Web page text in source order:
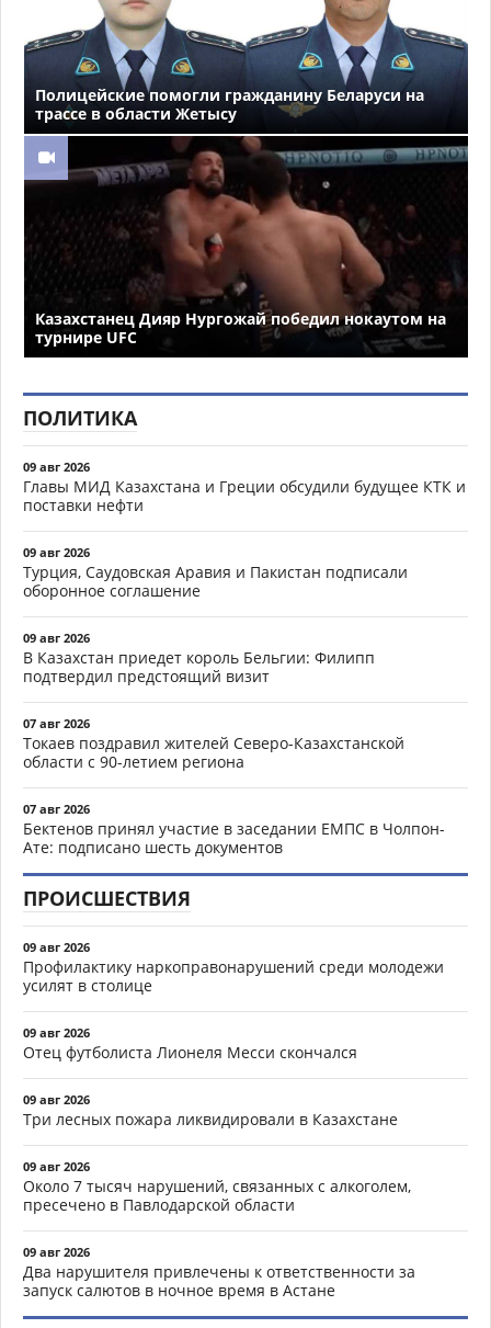
Полицейские помогли гражданину Беларуси на
трассе в области Жетысу
Казахстанец Дияр Нургожай победил нокаутом на
турнире UFC
ПОЛИТИКА
09 авг 2026
Главы МИД Казахстана и Греции обсудили будущее КТК и
поставки нефти
09 авг 2026
Турция, Саудовская Аравия и Пакистан подписали
оборонное соглашение
09 авг 2026
В Казахстан приедет король Бельгии: Филипп
подтвердил предстоящий визит
07 авг 2026
Токаев поздравил жителей Северо-Казахстанской
области с 90-летием региона
07 авг 2026
Бектенов принял участие в заседании ЕМПС в Чолпон-
Ате: подписано шесть документов
ПРОИСШЕСТВИЯ
09 авг 2026
Профилактику наркоправонарушений среди молодежи
усилят в столице
09 авг 2026
Отец футболиста Лионеля Месси скончался
09 авг 2026
Три лесных пожара ликвидировали в Казахстане
09 авг 2026
Около 7 тысяч нарушений, связанных с алкоголем,
пресечено в Павлодарской области
09 авг 2026
Два нарушителя привлечены к ответственности за
запуск салютов в ночное время в Астане